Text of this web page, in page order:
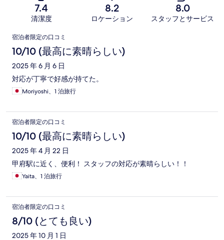
7.4
清潔度
8.2
ロケーション
8.0
スタッフとサービス
口
コ
ミ
宿泊者限定の口コミ
10/10 (最高に素晴らしい)
2025 年 6 月 6 日
対応が丁寧で好感が持てた。
Moriyoshi、1 泊旅行
宿泊者限定の口コミ
10/10 (最高に素晴らしい)
2025 年 4 月 22 日
甲府駅に近く、便利！ スタッフの対応が素晴らしい！！
Yaita、1 泊旅行
宿泊者限定の口コミ
8/10 (とても良い)
2025 年 10 月 1 日